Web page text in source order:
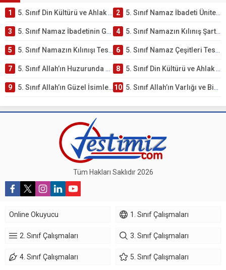
1 5. Sınıf Din Kültürü ve Ahlak Bilgisi 2. Ünite: Namaz İbadeti Çalışmaları 2 5. Sınıf Namaz İbadeti Ünite Testi – Online Çöz
3 5. Sınıf Namaz İbadetinin Getirdiği Faydalar Testi 4 5. Sınıf Namazın Kılınış Şartları Testi
5 5. Sınıf Namazın Kılınışı Testi – Online Çöz 6 5. Sınıf Namaz Çeşitleri Testi – Online Çöz
7 5. Sınıf Allah’ın Huzurunda Olmak – Namaz İbadeti Testi 8 5. Sınıf Din Kültürü ve Ahlak Bilgisi 1. Ünite: Allah İnancı Çalışmaları
9 5. Sınıf Allah’ın Güzel İsimleri Testi – Online Çöz 10 5. Sınıf Allah’ın Varlığı ve Birliği Testi – Online Çöz
Tüm Hakları Saklıdır 2026
Online Okuyucu 1. Sınıf Çalışmaları
2. Sınıf Çalışmaları 3. Sınıf Çalışmaları
4. Sınıf Çalışmaları 5. Sınıf Çalışmaları